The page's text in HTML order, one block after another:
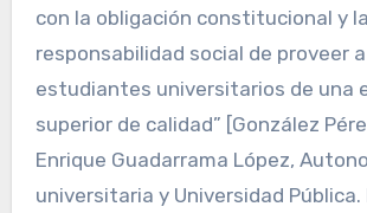
con la obligación constitucional y la
responsabilidad social de proveer
estudiantes universitarios de una
superior de calidad” [González
Enrique Guadarrama López,
universitaria y Universidad Pública.